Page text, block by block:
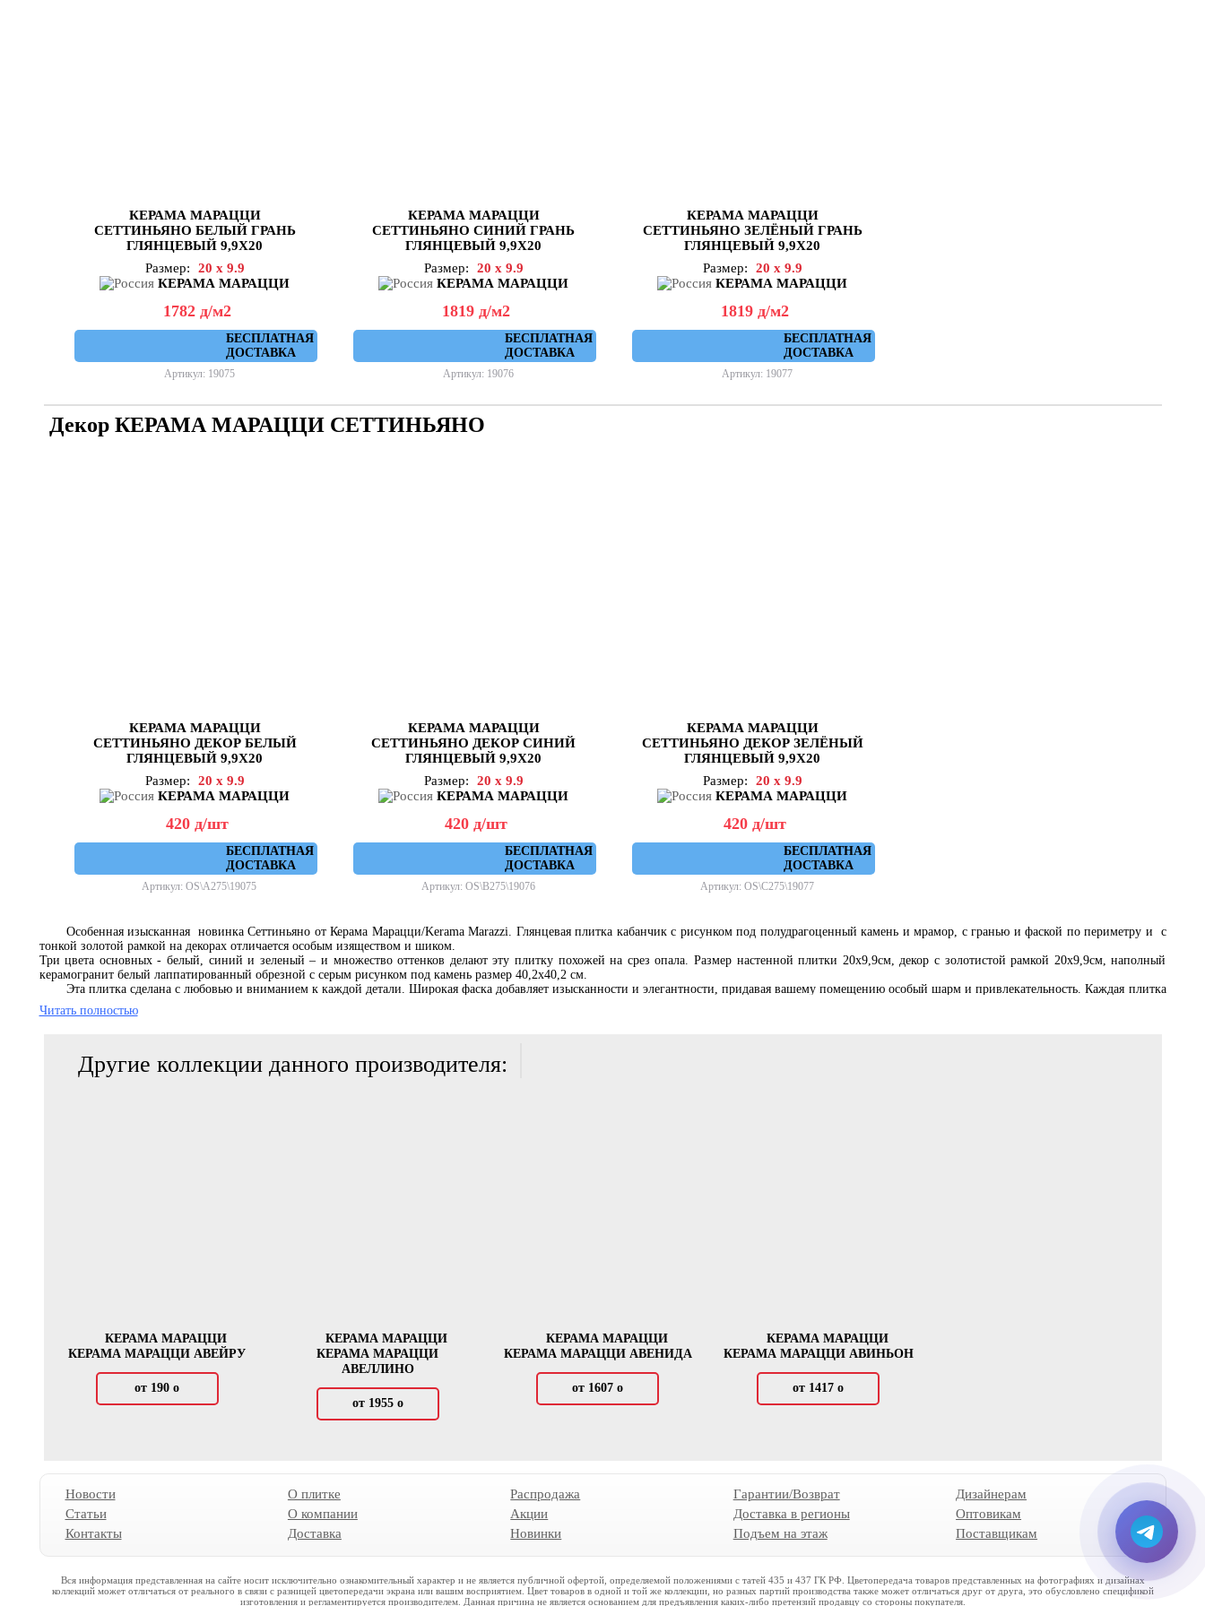
КЕРАМА МАРАЦЦИ
СЕТТИНЬЯНО БЕЛЫЙ ГРАНЬ
ГЛЯНЦЕВЫЙ 9,9X20
Размер:
20 x 9.9
КЕРАМА МАРАЦЦИ
1782 д/м2
БЕСПЛАТНАЯ
ДОСТАВКА
Артикул: 19075
КЕРАМА МАРАЦЦИ
СЕТТИНЬЯНО СИНИЙ ГРАНЬ
ГЛЯНЦЕВЫЙ 9,9X20
Размер:
20 x 9.9
КЕРАМА МАРАЦЦИ
1819 д/м2
БЕСПЛАТНАЯ
ДОСТАВКА
Артикул: 19076
КЕРАМА МАРАЦЦИ
СЕТТИНЬЯНО ЗЕЛЁНЫЙ ГРАНЬ
ГЛЯНЦЕВЫЙ 9,9X20
Размер:
20 x 9.9
КЕРАМА МАРАЦЦИ
1819 д/м2
БЕСПЛАТНАЯ
ДОСТАВКА
Артикул: 19077
Декор КЕРАМА МАРАЦЦИ СЕТТИНЬЯНО
КЕРАМА МАРАЦЦИ
СЕТТИНЬЯНО ДЕКОР БЕЛЫЙ
ГЛЯНЦЕВЫЙ 9,9X20
Размер:
20 x 9.9
КЕРАМА МАРАЦЦИ
420 д/шт
БЕСПЛАТНАЯ
ДОСТАВКА
Артикул: OS\A275\19075
КЕРАМА МАРАЦЦИ
СЕТТИНЬЯНО ДЕКОР СИНИЙ
ГЛЯНЦЕВЫЙ 9,9X20
Размер:
20 x 9.9
КЕРАМА МАРАЦЦИ
420 д/шт
БЕСПЛАТНАЯ
ДОСТАВКА
Артикул: OS\B275\19076
КЕРАМА МАРАЦЦИ
СЕТТИНЬЯНО ДЕКОР ЗЕЛЁНЫЙ
ГЛЯНЦЕВЫЙ 9,9X20
Размер:
20 x 9.9
КЕРАМА МАРАЦЦИ
420 д/шт
БЕСПЛАТНАЯ
ДОСТАВКА
Артикул: OS\C275\19077
Особенная изысканная новинка Сеттиньяно от Керама Марацци/Kerama Marazzi. Глянцевая плитка кабанчик с рисунком под полудрагоценный камень и мрамор, с гранью и фаской по периметру и с
тонкой золотой рамкой на декорах отличается особым изяществом и шиком.
Три цвета основных - белый, синий и зеленый – и множество оттенков делают эту плитку похожей на срез опала. Размер настенной плитки 20х9,9см, декор с золотистой рамкой 20х9,9см, наполный
керамогранит белый лаппатированный обрезной с серым рисунком под камень размер 40,2х40,2 см.
Эта плитка сделана с любовью и вниманием к каждой детали. Широкая фаска добавляет изысканности и элегантности, придавая вашему помещению особый шарм и привлекательность. Каждая плитка
проходит строгий контроль качества, чтобы уверенно долго прослужить вам и радовать глаз своей безупречной красотой.
Заказать и купить плитку и керамогранит из коллекции Сеттиньяно от Керама Марацци/Kerama Marazzi Вы можете в нашем Интернет-магазине Санберг.ру/Sanberg.ru. Узнать актуальные цены и
Читать полностью
Другие коллекции данного производителя:
КЕРАМА МАРАЦЦИ
КЕРАМА МАРАЦЦИ АВЕЙРУ
от 190о
КЕРАМА МАРАЦЦИ
КЕРАМА МАРАЦЦИ
АВЕЛЛИНО
от 1955 о
КЕРАМА МАРАЦЦИ
КЕРАМА МАРАЦЦИ АВЕНИДА
от 1607о
КЕРАМА МАРАЦЦИ
КЕРАМА МАРАЦЦИ АВИНЬОН
от 1417о
Новости
Статьи
Контакты
О плитке
О компании
Доставка
Распродажа
Акции
Новинки
Гарантии/Возврат
Доставка в регионы
Подъем на этаж
Дизайнерам
Оптовикам
Поставщикам
Вся информация представленная на сайте носит исключительно ознакомительный характер и не является публичной офертой, определяемой положениями с татей 435 и 437 ГК РФ. Цветопередача товаров представленных на фотографиях и дизайнах
коллекций может отличаться от реального в связи с разницей цветопередачи экрана или вашим восприятием. Цвет товаров в одной и той же коллекции, но разных партий производства также может отличаться друг от друга, это обусловлено спецификой
изготовления и регламентируется производителем. Данная причина не является основанием для предъявления каких-либо претензий продавцу со стороны покупателя.